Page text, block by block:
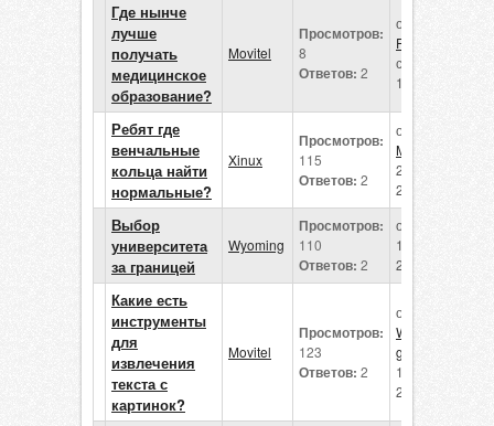
Где нынче
лучше
получать
медицинское
образование?
Movitel
Просмотров:
8
Ответов: 2
от
Freitag
сегодня в
14:09
Ребят где
венчальные
кольца найти
нормальные?
Xinux
Просмотров:
115
Ответов: 2
от
Movitel
20 июля
2026
Выбор
университета
за границей
Wyoming
Просмотров:
110
Ответов: 2
от
19 июля
2026
Какие есть
инструменты
для
извлечения
текста с
картинок?
Movitel
Просмотров:
123
Ответов: 2
от
Wyomin
g
14 июля
2026